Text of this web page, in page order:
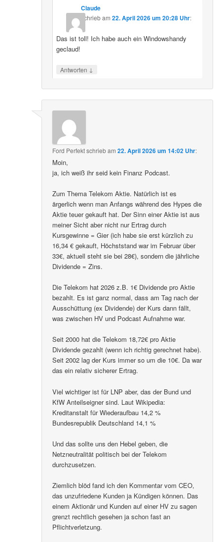
Claude
schriebam 22. April 2026 um 20:28 Uhr:
Das ist toll! Ich habe auch ein Windowshandy
geclaud!
Antworten ↓
Ford Perfektschriebam22. April 2026 um 14:02 Uhr:
Moin,
ja, ich weiß ihr seid kein Finanz Podcast.
Zum Thema Telekom Aktie. Natürlich ist es
ärgerlich wenn man Anfangs während des Hypes die
Aktie teuer gekauft hat. Der Sinn einer Aktie ist aus
meiner Sicht aber nicht nur Ertrag durch
Kursgewinne = Gier (ich habe sie erst kürzlich zu
16,34 € gekauft, Höchststand war im Februar über
33€, aktuell steht sie bei 28€), sondern die jährliche
Dividende = Zins.
Die Telekom hat 2026 z.B. 1€ Dividende pro Aktie
bezahlt. Es ist ganz normal, dass am Tag nach der
Ausschüttung (ex Dividende) der Kurs dann fällt,
was zwischen HV und Podcast Aufnahme war.
Seit 2000 hat die Telekom 18,72€ pro Aktie
Dividende gezahlt (wenn ich richtig gerechnet habe).
Seit 2002 lag der Kurs immer so um die 10€. Da war
das ein relativ sicherer Ertrag.
Viel wichtiger ist für LNP aber, das der Bund und
KfW Anteilseigner sind. Laut Wikipedia:
Kreditanstalt für Wiederaufbau 14,2 %
Bundesrepublik Deutschland 14,1 %
Und das sollte uns den Hebel geben, die
Netzneutralität politisch bei der Telekom
durchzusetzen.
Ziemlich blöd fand ich den Kommentar vom CEO,
das unzufriedene Kunden ja Kündigen können. Das
einem Aktionär und Kunden auf einer HV zu sagen
grenzt rechtlich gesehen ja schon fast an
Pflichtverletzung.